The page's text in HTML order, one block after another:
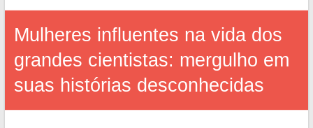
Mulheres influentes na vida dos
grandes cientistas: mergulho em
suas histórias desconhecidas